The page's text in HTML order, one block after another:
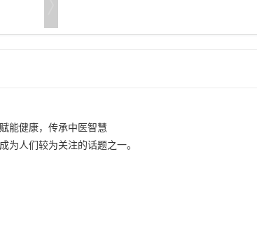
能健康，传承中医智慧
为人们较为关注的话题之一。